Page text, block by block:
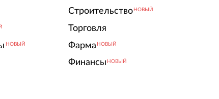
НОВЫЙ
Строительство НОВЫЙ
Торговля
Фарма НОВЫЙ
Финансы НОВЫЙ